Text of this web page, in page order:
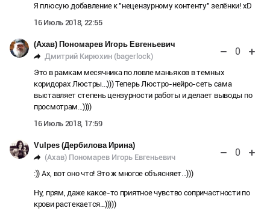
Я плюсую добавление к "нецензурному контенту" зелёнки! xD
16 Июль 2018, 22:55
(Ахав) Пономарев Игорь Евгеньевич
Дмитрий Кирюхин (bagerlock)
0
Это в рамкам месячника по ловле маньяков в темных
коридорах Люстры...))) Теперь Люстро-нейро-сеть сама
выставляет степень цензурности работы и делает выводы по
просмотрам...))))
16 Июль 2018, 17:59
Vulpes (Дербилова Ирина)
(Ахав) Пономарев Игорь Евгеньевич
0
:)) Ах, вот оно что! Это ж многое объясняет...)))
Ну, прям, даже какое-то приятное чувство сопричастности по
крови растекается...)))))